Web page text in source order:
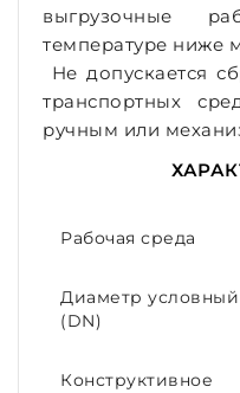
выгрузочные
температуре ниже
Не допускается
транспортных
ручным или
Рабочая среда
Диаметр условный
(DN)
Конструктивное